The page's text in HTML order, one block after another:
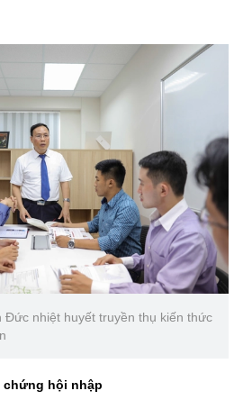
Đức nhiệt huyết truyền thụ kiến thức
chứng hội nhập